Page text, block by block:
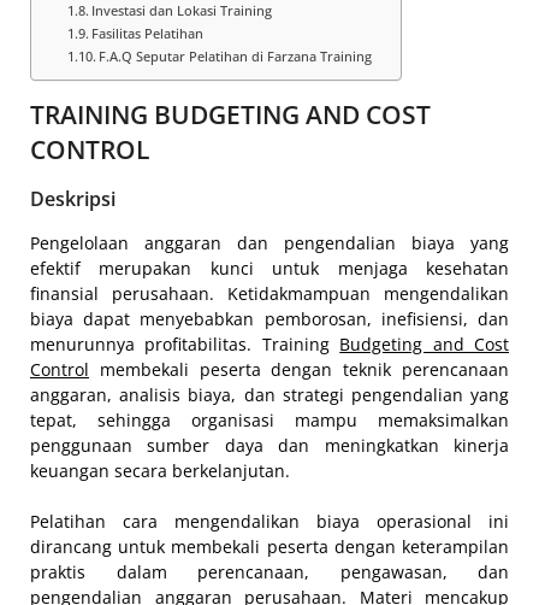
Investasi dan Lokasi Training
Fasilitas Pelatihan
F.A.Q Seputar Pelatihan di Farzana Training
TRAINING BUDGETING AND COST
CONTROL
Deskripsi
Pengelolaan anggaran dan pengendalian biaya yang
efektif merupakan kunci untuk menjaga kesehatan
finansial perusahaan. Ketidakmampuan mengendalikan
biaya dapat menyebabkan pemborosan, inefisiensi, dan
menurunnya profitabilitas. Training Budgeting and Cost
Control membekali peserta dengan teknik perencanaan
anggaran, analisis biaya, dan strategi pengendalian yang
tepat, sehingga organisasi mampu memaksimalkan
penggunaan sumber daya dan meningkatkan kinerja
keuangan secara berkelanjutan.
Pelatihan cara mengendalikan biaya operasional ini
dirancang untuk membekali peserta dengan keterampilan
praktis dalam perencanaan, pengawasan, dan
pengendalian anggaran perusahaan. Materi mencakup